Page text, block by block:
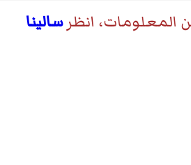
المعلومات، انظرسالينا